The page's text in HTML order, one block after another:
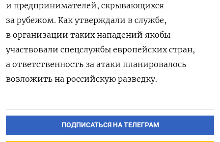
и предпринимателей, скрывающихся
за рубежом. Как утверждали в службе,
в организации таких нападений якобы
участвовали спецслужбы европейских стран,
а ответственность за атаки планировалось
возложить на российскую разведку.
ПОДПИСАТЬСЯ НА ТЕЛЕГРАМ